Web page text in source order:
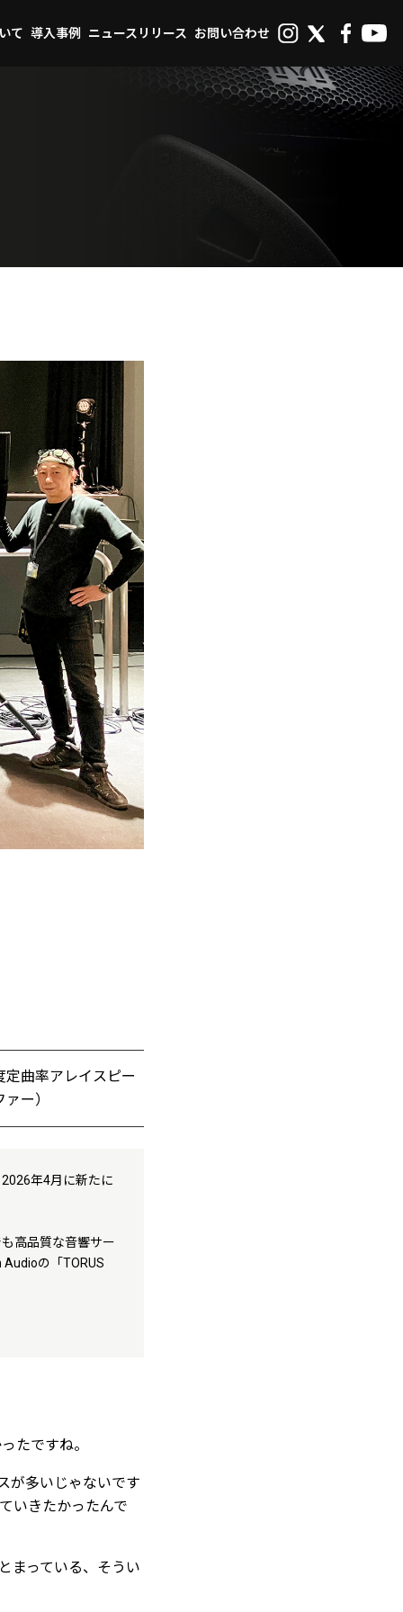
て 導入事例 ニュースリリース お問い合わせ
定曲率アレイスピー
ー）
年4月に新たに
高品質な音響サー
の「TORUS
たですね。
が多いじゃないです
いきたかったんで
まっている、そうい